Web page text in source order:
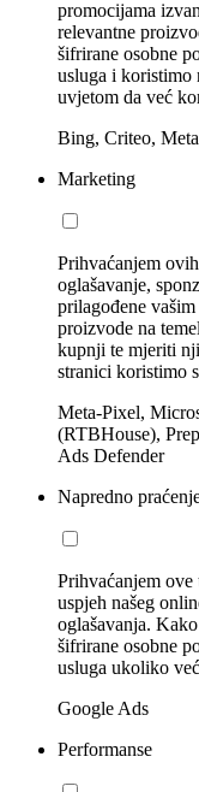
promocijama
relevantne
šifrirane osobne
usluga i koristimo
uvjetom da već
Bing, Criteo,
Marketing
Prihvaćanjem
oglašavanje,
prilagođene
proizvode na
kupnji te mjeriti
stranici koristimo
Meta-Pixel,
(RTBHouse),
Ads Defender
Napredno
Prihvaćanjem
uspjeh našeg
oglašavanja.
šifrirane osobne
usluga ukoliko
Google Ads
Performanse